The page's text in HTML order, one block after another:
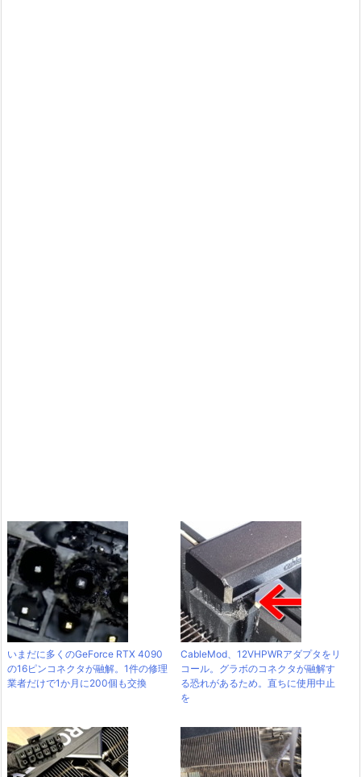
いまだに多くのGeForce RTX 4090
の16ピンコネクタが融解。1件の修理
業者だけで1か月に200個も交換
CableMod、12VHPWRアダプタをリ
コール。グラボのコネクタが融解す
る恐れがあるため。直ちに使用中止
を